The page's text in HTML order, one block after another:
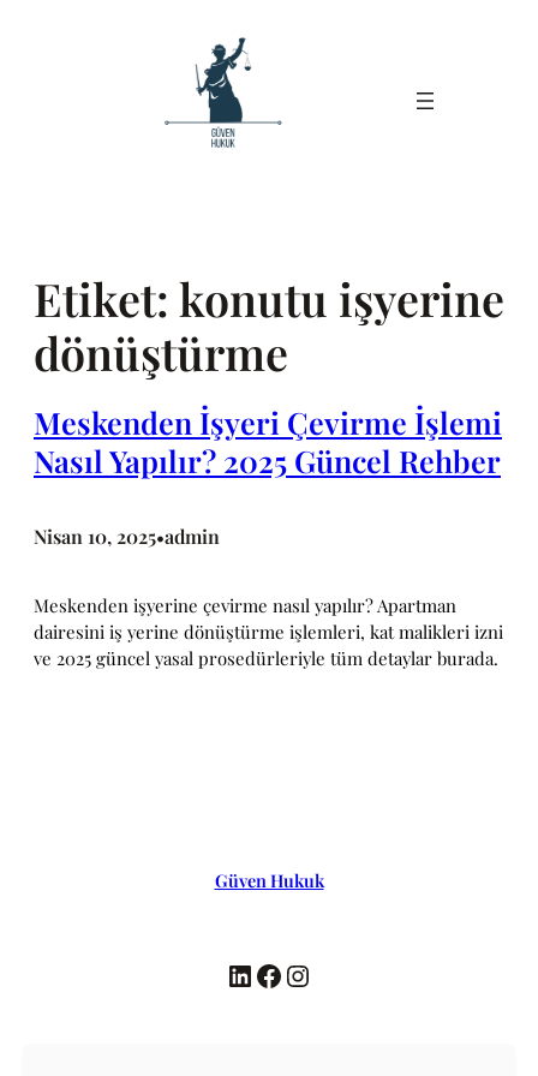
Etiket: konutu işyerine
dönüştürme
Meskenden İşyeri Çevirme İşlemi
Nasıl Yapılır? 2025 Güncel Rehber
Nisan 10, 2025•admin
Meskenden işyerine çevirme nasıl yapılır? Apartman
dairesini iş yerine dönüştürme işlemleri, kat malikleri izni
ve 2025 güncel yasal prosedürleriyle tüm detaylar burada.
Güven Hukuk
LinkedIn Facebook Instagram